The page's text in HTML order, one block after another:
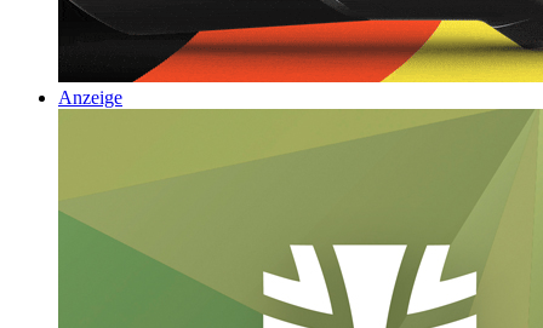
Anzeige